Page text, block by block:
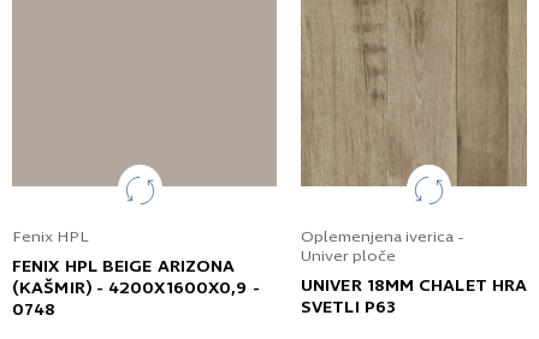
Fenix HPL
FENIX HPL BEIGE ARIZONA
(KAŠMIR) - 4200X1600X0,9 -
0748
Oplemenjena iverica -
Univer ploče
UNIVER 18MM CHALET
SVETLI P63